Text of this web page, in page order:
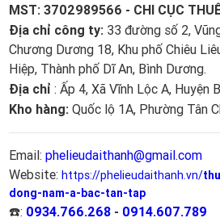
MST: 3702989566 - CHI CỤC
Địa chỉ công ty: 33 đường số 2,
Chương Dương 18, Khu phố Chiêu
Hiệp, Thành phố Dĩ An, Bình Dương.
Địa chỉ: Ấp 4, Xã Vĩnh Lộc A, Huyện
Kho hàng: Quốc lộ 1A, Phường Tân
Email: phelieudaithanh@gmail.com
Website:https://phelieudaithanh.vn/
dong-nam-a-bac-tan-tap
☎️: 0934.766.268 - 0914.607.789